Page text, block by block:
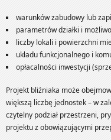
warunków zabudowy lub
parametrów działki i
liczby lokali i powierzchni
układu funkcjonalnego i
opłacalności inwestycji
Projekt bliźniaka może
większą liczbę jednostek – w
czytelny podział przestrzeni,
projektu z obowiązującymi